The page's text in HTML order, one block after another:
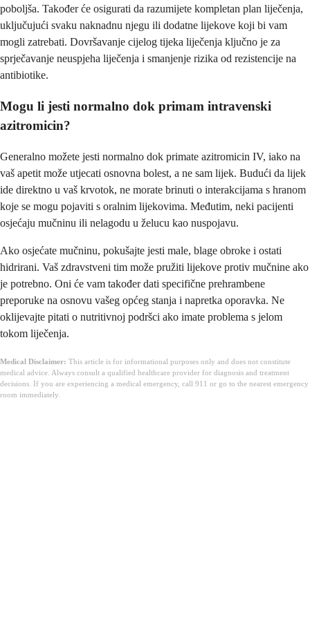
poboljša. Također će osigurati da razumijete kompletan plan liječenja,
uključujući svaku naknadnu njegu ili dodatne lijekove koji bi vam
mogli zatrebati. Dovršavanje cijelog tijeka liječenja ključno je za
sprječavanje neuspjeha liječenja i smanjenje rizika od rezistencije na
antibiotike.
Mogu li jesti normalno dok primam intravenski
azitromicin?
Generalno možete jesti normalno dok primate azitromicin IV, iako na
vaš apetit može utjecati osnovna bolest, a ne sam lijek. Budući da lijek
ide direktno u vaš krvotok, ne morate brinuti o interakcijama s hranom
koje se mogu pojaviti s oralnim lijekovima. Međutim, neki pacijenti
osjećaju mučninu ili nelagodu u želucu kao nuspojavu.
Ako osjećate mučninu, pokušajte jesti male, blage obroke i ostati
hidrirani. Vaš zdravstveni tim može pružiti lijekove protiv mučnine ako
je potrebno. Oni će vam također dati specifične prehrambene
preporuke na osnovu vašeg općeg stanja i napretka oporavka. Ne
oklijevajte pitati o nutritivnoj podršci ako imate problema s jelom
tokom liječenja.
Medical Disclaimer: This article is for informational purposes only and does not constitute
medical advice. Always consult a qualified healthcare provider for diagnosis and treatment
decisions. If you are experiencing a medical emergency, call 911 or go to the nearest emergency
room immediately.